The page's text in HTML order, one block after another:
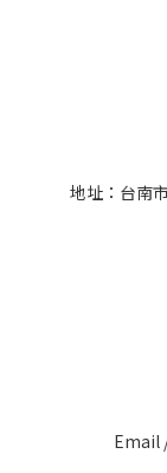
地址：台南
Email